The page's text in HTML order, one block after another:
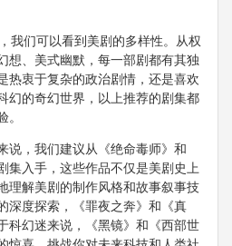
我们可以看到美剧的多样性。从权
想、美式幽默，每一部剧都有其独
热衷于复杂的政治剧情，还是喜欢
幻的奇幻世界，以上推荐的剧集都
说，我们建议从《绝命毒师》和
集入手，这些作品不仅是美剧史上
理解美剧的制作风格和故事叙事技
深度探索，《罪夜之奔》和《真
科幻迷来说，《黑镜》和《西部世